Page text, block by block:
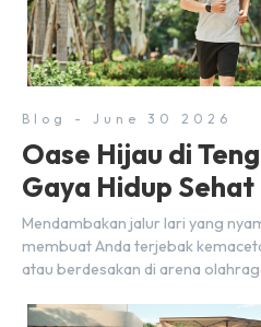
sekadar bersantai bersama
baiknya, deretan kafe hits ini
strategis yang sangat […]
Blog - June 30 2026
Oase Hijau di
Gaya Hidup Sehat
BSD City
Mendambakan jalur lari yang
membuat Anda terjebak
atau berdesakan di arena
langsung di lingkungan sekitar